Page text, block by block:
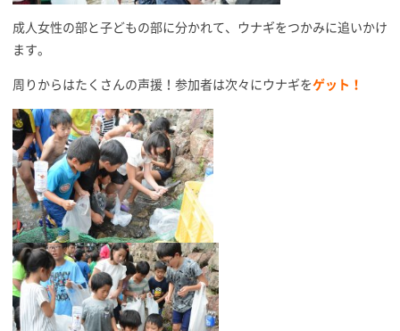
成人女性の部と子どもの部に分かれて、ウナギをつかみに追いかけ
ます。
周りからはたくさんの声援！参加者は次々にウナギをゲット！